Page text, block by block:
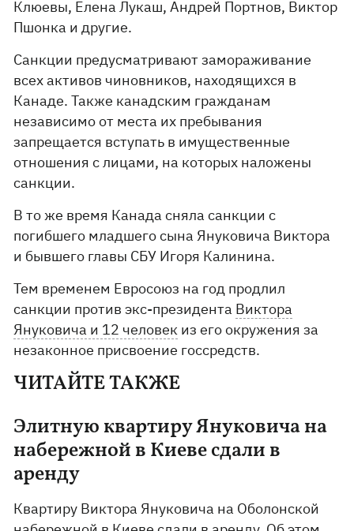
Клюевы, Елена Лукаш, Андрей Портнов, Виктор
Пшонка и другие.
Санкции предусматривают замораживание
всех активов чиновников, находящихся в
Канаде. Также канадским гражданам
независимо от места их пребывания
запрещается вступать в имущественные
отношения с лицами, на которых наложены
санкции.
В то же время Канада сняла санкции с
погибшего младшего сына Януковича Виктора
и бывшего главы СБУ Игоря Калинина.
Тем временем Евросоюз на год продлил
санкции против экс-президента Виктора
Януковича и 12 человек из его окружения за
незаконное присвоение госсредств.
ЧИТАЙТЕ ТАКЖЕ
Элитную квартиру Януковича на
набережной в Киеве сдали в
аренду
Квартиру Виктора Януковича на Оболонской